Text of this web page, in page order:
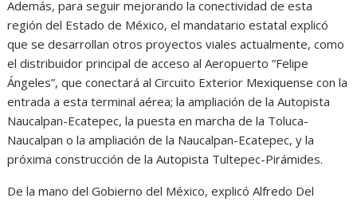
Además, para seguir mejorando la conectividad de esta
región del Estado de México, el mandatario estatal explicó
que se desarrollan otros proyectos viales actualmente, como
el distribuidor principal de acceso al Aeropuerto “Felipe
Ángeles”, que conectará al Circuito Exterior Mexiquense con la
entrada a esta terminal aérea; la ampliación de la Autopista
Naucalpan-Ecatepec, la puesta en marcha de la Toluca-
Naucalpan o la ampliación de la Naucalpan-Ecatepec, y la
próxima construcción de la Autopista Tultepec-Pirámides.
De la mano del Gobierno del México, explicó Alfredo Del